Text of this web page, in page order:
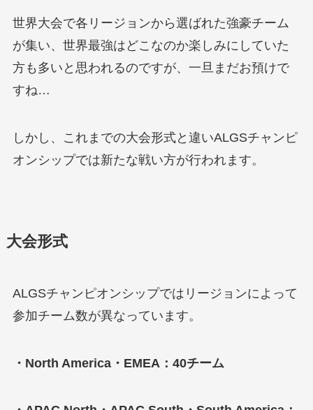
世界大会で各リージョンから選ばれた強豪チーム
が集い、世界最強はどこなのか楽しみにしていた
方も多いと思われるのですが、一旦まだお預けで
すね…
しかし、これまでの大会形式と違いALGSチャンピ
オンシップでは新たな戦い方が行われます。
大会形式
ALGSチャンピオンシップではリージョンによって
参加チーム数が異なっています。
・North America・EMEA：40チーム